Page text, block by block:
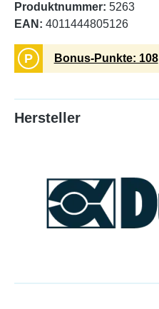
Produktnummer: 5263
EAN: 4011444805126
P Bonus-Punkte: 108
Hersteller